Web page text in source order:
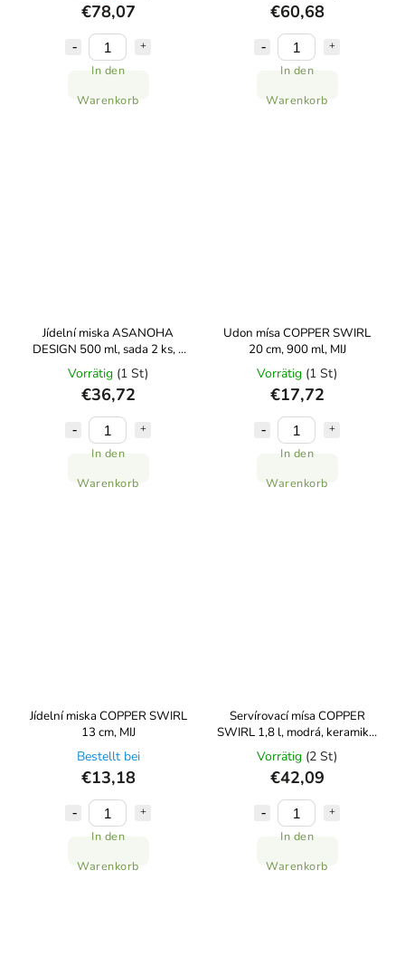
€78,07
In den
Warenkorb
€60,68
In den
Warenkorb
Jídelní miska ASANOHA
DESIGN 500 ml, sada 2 ks, s
hůlkami, MIJ
Vorrätig (1 St)
€36,72
In den
Warenkorb
Udon mísa COPPER SWIRL
20 cm, 900 ml, MIJ
Vorrätig (1 St)
€17,72
In den
Warenkorb
Jídelní miska COPPER SWIRL
13 cm, MIJ
Bestellt bei
€13,18
In den
Warenkorb
Servírovací mísa COPPER
SWIRL 1,8 l, modrá, keramika,
MIJ
Vorrätig (2 St)
€42,09
In den
Warenkorb